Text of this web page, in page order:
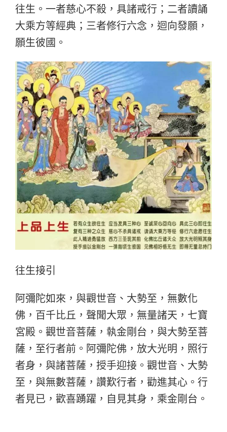
往生。一者慈心不殺，具諸戒行；二者讀誦
大乘方等經典；三者修行六念，迴向發願，
願生彼國。
往生接引
阿彌陀如來，與觀世音、大勢至，無數化
佛，百千比丘，聲聞大眾，無量諸天，七寶
宮殿。觀世音菩薩，執金剛台，與大勢至菩
薩，至行者前。阿彌陀佛，放大光明，照行
者身，與諸菩薩，授手迎接。觀世音、大勢
至，與無數菩薩，讚歎行者，勸進其心。行
者見已，歡喜踴躍，自見其身，乘金剛台。